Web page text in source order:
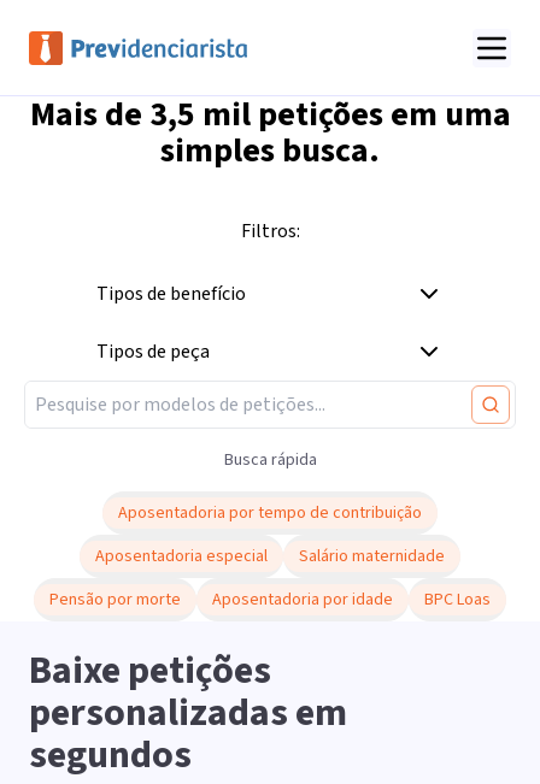
Mais de 3,5 milpetições em uma
simples busca.
Filtros:
Tipos de benefício
Tipos de peça
Busca rápida
Aposentadoria por tempo de contribuição
Aposentadoria especial
Salário maternidade
Pensão por morte
Aposentadoria por idade BPC Loas
Baixe petições
personalizadas em
segundos